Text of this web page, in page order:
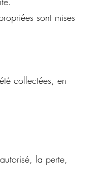
sont mises
collectées, en
la perte,